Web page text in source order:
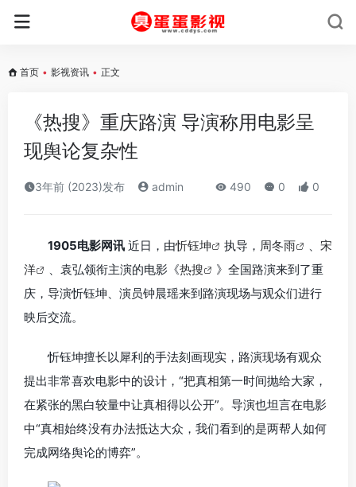
首页 • 影视资讯 • 正文
《热搜》重庆路演 导演称用电影呈
现舆论复杂性
3年前 (2023)发布 admin 490 0 0
1905电影网讯 近日，由忻钰坤 执导， 周冬雨 、 宋
洋
、袁弘领衔主演的电影《热搜
》全国路演来到了重
庆，导演忻钰坤、演员钟晨瑶来到路演现场与观众们进行
映后交流。
忻钰坤擅长以犀利的手法刻画现实，路演现场有观众
提出非常喜欢电影中的设计，“把真相第一时间抛给大家，
在紧张的黑白较量中让真相得以公开”。导演也坦言在电影
中“真相始终没有办法抵达大众，我们看到的是两帮人如何
完成网络舆论的博弈”。